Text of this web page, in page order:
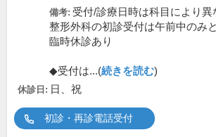
備考: 受付/診療日時は科目により異
整形外科の初診受付は午前中のみ
臨時休診あり
◆受付は...(続きを読む)
休診日: 日、祝
初診・再診電話受付